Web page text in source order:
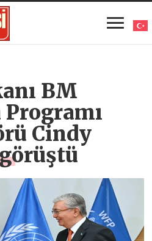
BM
Programı
Cindy